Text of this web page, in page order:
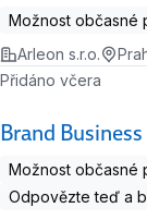
Možnost občasné
Arleon s.r.o.
Brand
Přidáno včera
Možnost občasné
Odpovězte teď a